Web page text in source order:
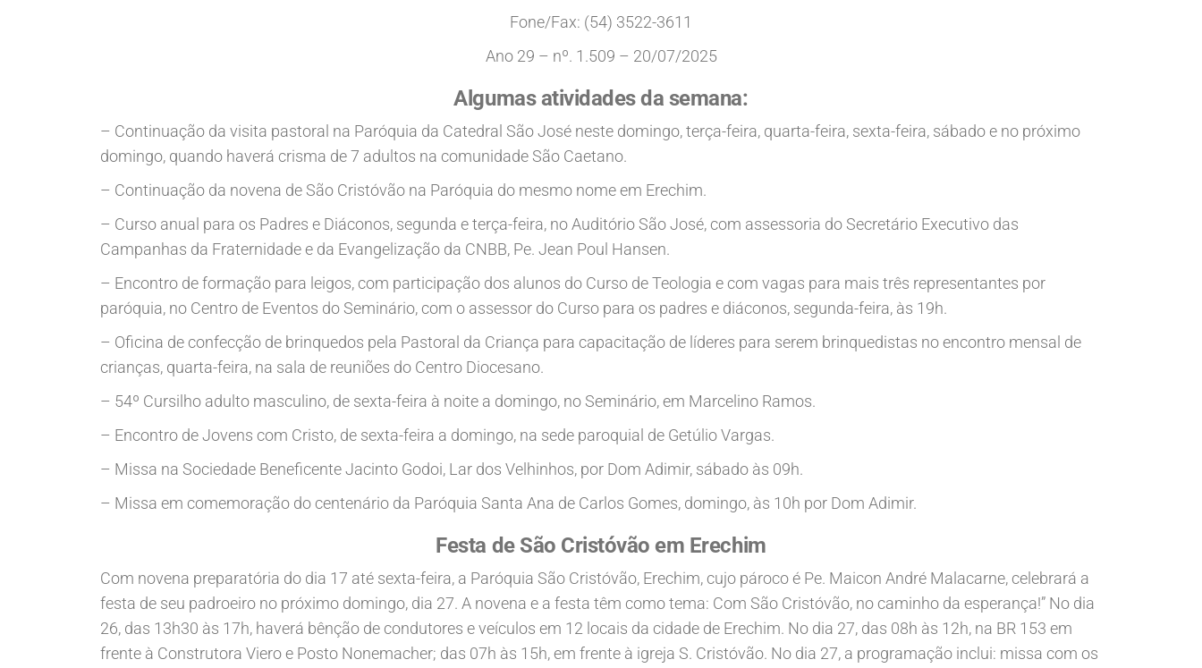
Fone/Fax: (54) 3522-3611
Ano 29 – nº. 1.509 – 20/07/2025
Algumas atividades da semana:
– Continuação da visita pastoral na Paróquia da Catedral São José neste domingo, terça-feira, quarta-feira, sexta-feira, sábado e no próximo
domingo, quando haverá crisma de 7 adultos na comunidade São Caetano.
– Continuação da novena de São Cristóvão na Paróquia do mesmo nome em Erechim.
– Curso anual para os Padres e Diáconos, segunda e terça-feira, no Auditório São José, com assessoria do Secretário Executivo das
Campanhas da Fraternidade e da Evangelização da CNBB, Pe. Jean Poul Hansen.
– Encontro de formação para leigos, com participação dos alunos do Curso de Teologia e com vagas para mais três representantes por
paróquia, no Centro de Eventos do Seminário, com o assessor do Curso para os padres e diáconos, segunda-feira, às 19h.
– Oficina de confecção de brinquedos pela Pastoral da Criança para capacitação de líderes para serem brinquedistas no encontro mensal de
crianças, quarta-feira, na sala de reuniões do Centro Diocesano.
– 54º Cursilho adulto masculino, de sexta-feira à noite a domingo, no Seminário, em Marcelino Ramos.
– Encontro de Jovens com Cristo, de sexta-feira a domingo, na sede paroquial de Getúlio Vargas.
– Missa na Sociedade Beneficente Jacinto Godoi, Lar dos Velhinhos, por Dom Adimir, sábado às 09h.
– Missa em comemoração do centenário da Paróquia Santa Ana de Carlos Gomes, domingo, às 10h por Dom Adimir.
Festa de São Cristóvão em Erechim
Com novena preparatória do dia 17 até sexta-feira, a Paróquia São Cristóvão, Erechim, cujo pároco é Pe. Maicon André Malacarne, celebrará a
festa de seu padroeiro no próximo domingo, dia 27. A novena e a festa têm como tema: Com São Cristóvão, no caminho da esperança!” No dia
26, das 13h30 às 17h, haverá bênção de condutores e veículos em 12 locais da cidade de Erechim. No dia 27, das 08h às 12h, na BR 153 em
frente à Construtora Viero e Posto Nonemacher; das 07h às 15h, em frente à igreja S. Cristóvão. No dia 27, a programação inclui: missa com os